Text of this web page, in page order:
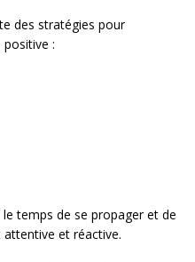
des stratégies pour
:
temps de se propager et de
et réactive.